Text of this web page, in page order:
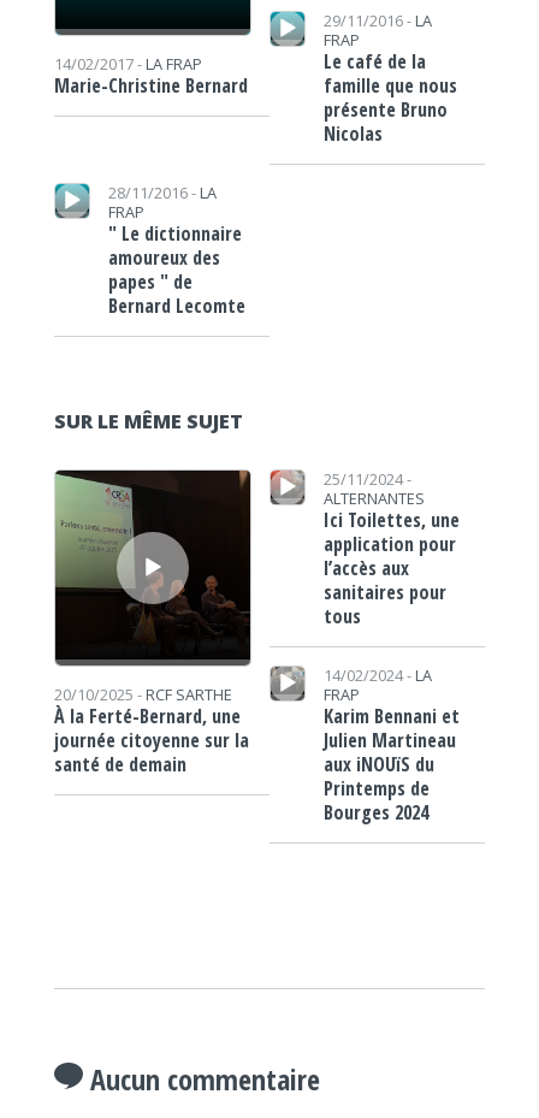
14/02/2017 - LA FRAP
Marie-Christine Bernard
Lecteur audio 29/11/2016 - LA
FRAP
Le café de la
famille que nous
présente Bruno
Nicolas
Lecteur audio
28/11/2016 - LA
FRAP
" Le dictionnaire
amoureux des
papes " de
Bernard Lecomte
SUR LE MÊME SUJET
Lecteur audio
20/10/2025 - RCF SARTHE
À la Ferté-Bernard, une
journée citoyenne sur la
santé de demain
Lecteur audio
25/11/2024 -
ALTERNANTES
Ici Toilettes, une
application pour
l’accès aux
sanitaires pour
tous
Lecteur audio
14/02/2024 - LA
FRAP
Karim Bennani et
Julien Martineau
aux iNOUïS du
Printemps de
Bourges 2024
Aucun commentaire